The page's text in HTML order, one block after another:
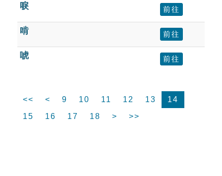
唳 前往
啃 前往
唬 前往
<< < 9 10 11 12 13
14
15
16 17 18 > >>